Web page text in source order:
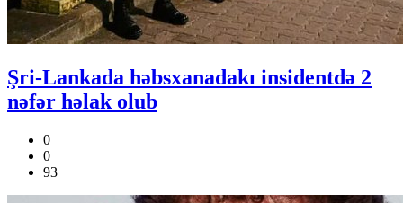
Şri-Lankada həbsxanadakı insidentdə 2
nəfər həlak olub
0
0
93